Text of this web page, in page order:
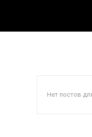
Нет постов